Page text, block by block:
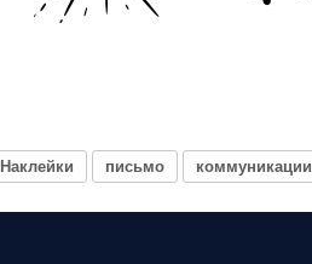
Наклейки письмо коммуникации